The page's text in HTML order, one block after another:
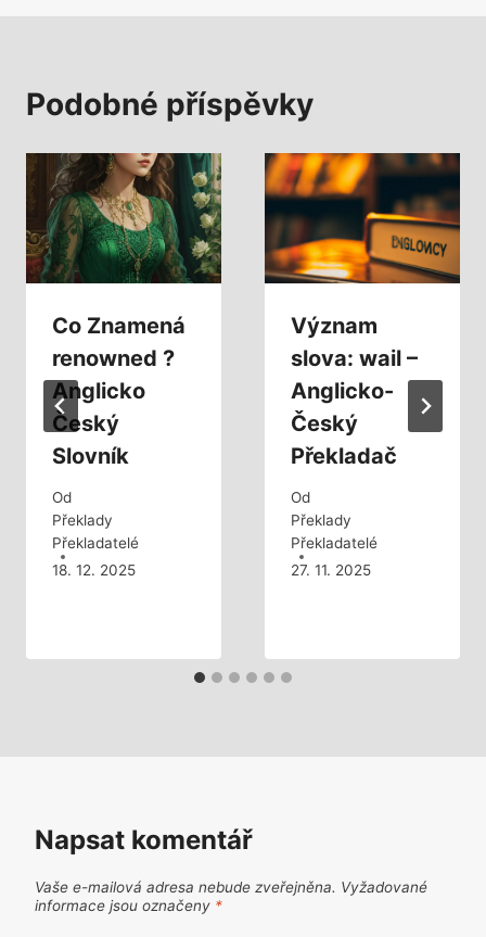
Podobné příspěvky
Co Znamená
renowned ?
Anglicko
Český
Slovník
Od
Překlady
Překladatelé
18. 12. 2025
Význam
slova: wail –
Anglicko-
Český
Překladač
Od
Překlady
Překladatelé
27. 11. 2025
Napsat komentář
Vaše e-mailová adresa nebude zveřejněna. Vyžadované
informace jsou označeny *